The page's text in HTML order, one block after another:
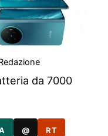
da 7000
@ RT